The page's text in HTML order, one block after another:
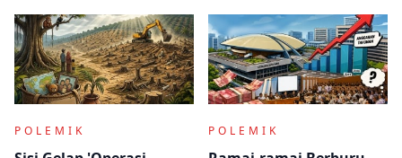
kritik tajam terkait prosedur yang
mendadak serta kekhawatiran
akan beban anggaran
menjadi titik penting dalam
proses pembuktian
POLEMIK POLEMIK